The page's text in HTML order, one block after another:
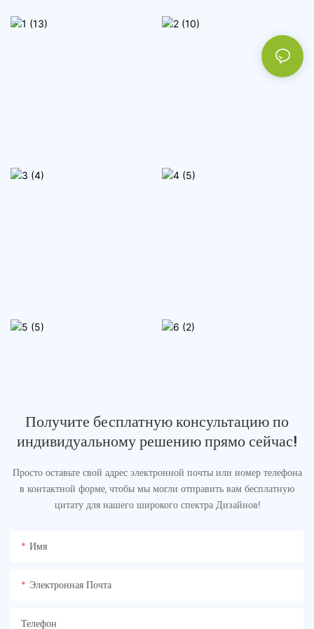
Получите бесплатную консультацию по
индивидуальному решению прямо сейчас!
Просто оставьте свой адрес электронной почты или номер телефона
в контактной форме, чтобы мы могли отправить вам бесплатную
цитату для нашего широкого спектра Дизайнов!
Имя
Электронная Почта
Телефон